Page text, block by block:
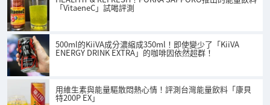
「VitaeneC」試喝評測
500ml的KiiVA成分濃縮成350ml！即使變少了「KiiVA
ENERGY DRINK EXTRA」的咖啡因依然超群！
用維生素與能量驅散悶熱心情！評測台灣能量飲料「康貝
特200P EX」